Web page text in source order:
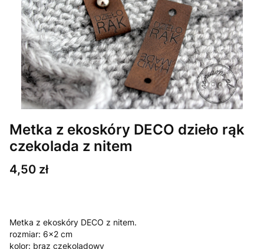
Metka z ekoskóry DECO dzieło rąk
czekolada z nitem
Cena
4,50 zł
Metka z ekoskóry DECO z nitem.
rozmiar: 6x2 cm
kolor: brąz czekoladowy